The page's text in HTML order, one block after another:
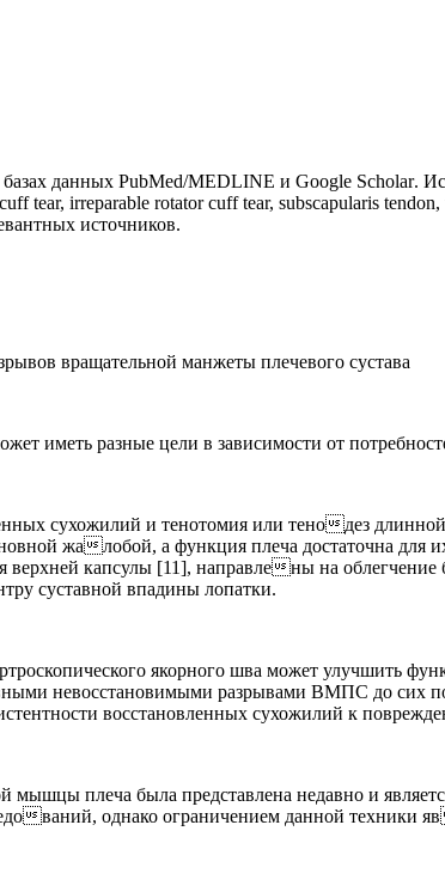
данныхPubMed/MEDLINE иGoogle Scholar.
tear, irreparable rotator cuff tear, subscapularis
источников.
вращательной манжеты плечевого сустава
иметь разные цели в зависимости от
сухожилий и тенотомия или тенодез
жалобой, а функция плеча достаточна
верхней капсулы [11], направлены на
суставной впадины лопатки.
якорного шва может улучшить
невосстановимыми разрывами ВМПС до сих
восстановленных сухожилий к
плеча была представлена недавно и
ваний, однако ограничением данной техники